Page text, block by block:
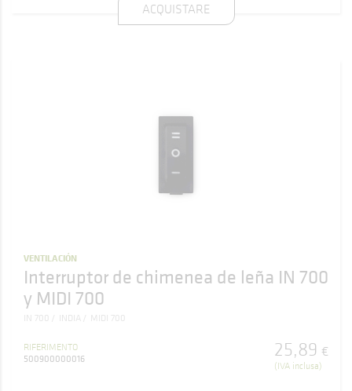
ACQUISTARE
VENTILACIÓN
Interruptor de chimenea de leña IN 700
y MIDI 700
IN 700 INDIA MIDI 700
RIFERIMENTO
500900000016
25,89 €
(IVA inclusa)